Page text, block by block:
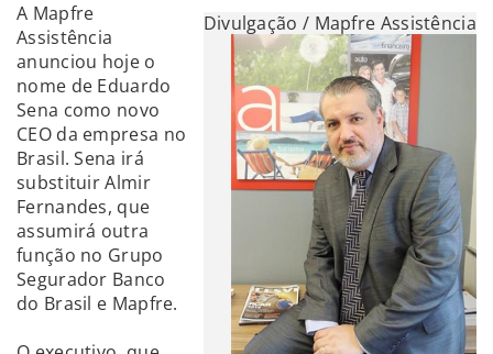
Divulgação / Mapfre Assistência
A Mapfre
Assistência
anunciou hoje o
nome de Eduardo
Sena como novo
CEO da empresa no
Brasil. Sena irá
substituir Almir
Fernandes, que
assumirá outra
função no Grupo
Segurador Banco
do Brasil e Mapfre.